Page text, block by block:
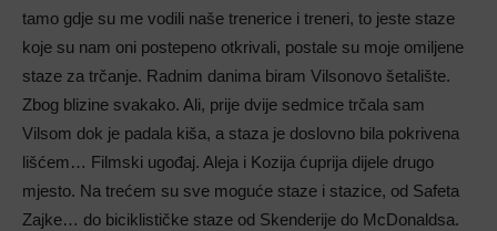
tamo gdje su me vodili naše trenerice i treneri, to jeste staze
koje su nam oni postepeno otkrivali, postale su moje omiljene
staze za trčanje. Radnim danima biram Vilsonovo šetalište.
Zbog blizine svakako. Ali, prije dvije sedmice trčala sam
Vilsom dok je padala kiša, a staza je doslovno bila pokrivena
lišćem… Filmski ugođaj. Aleja i Kozija ćuprija dijele drugo
mjesto. Na trećem su sve moguće staze i stazice, od Safeta
Zajke… do biciklističke staze od Skenderije do McDonaldsa.